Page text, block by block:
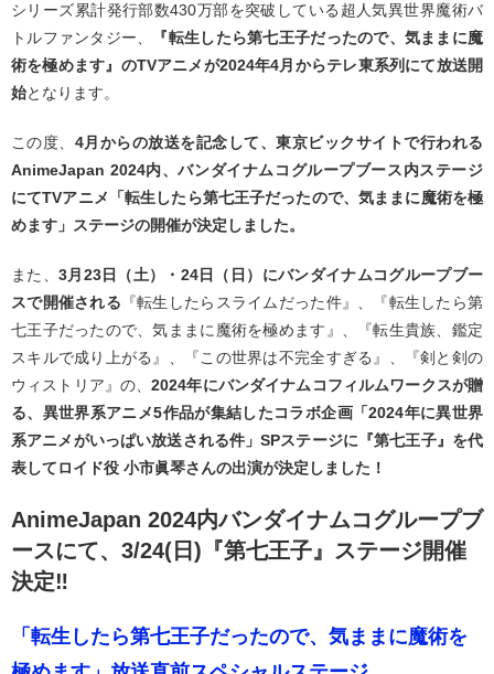
シリーズ累計発行部数430万部を突破している超人気異世界魔術バ
トルファンタジー、
『転生したら第七王子だったので、気ままに魔
術を極めます』のTVアニメが2024年4月からテレ東系列にて放送開
始となります。
この度、 4月からの放送を記念して、東京ビックサイトで行われる
AnimeJapan 2024内、バンダイナムコグループブース内ステージ
にてTVアニメ「転生したら第七王子だったので、気ままに魔術を極
めます」ステージの開催が決定しました。
また、3月23日（土）・24日（日）にバンダイナムコグループブー
スで開催される 『転生したらスライムだった件』、『転生したら第
七王子だったので、気ままに魔術を極めます』、『転生貴族、鑑定
スキルで成り上がる』、『この世界は不完全すぎる』、『剣と剣の
ウィストリア』の、2024年にバンダイナムコフィルムワークスが贈
る、異世界系アニメ5作品が集結したコラボ企画「2024年に異世界
系アニメがいっぱい放送される件」SPステージに『第七王子』を代
表してロイド役 小市眞琴さんの出演が決定しました！
AnimeJapan 2024内バンダイナムコグループブ
ースにて、3/24(日)『第七王子』ステージ開催
決定‼
「転生したら第七王子だったので、気ままに魔術を